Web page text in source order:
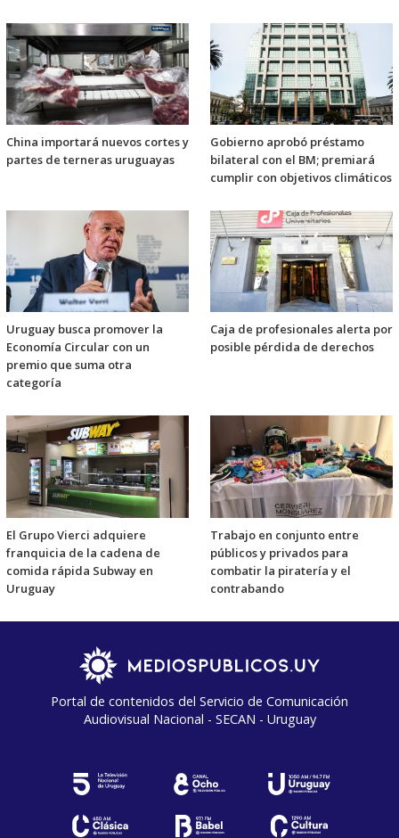
China importará nuevos cortes y
partes de terneras uruguayas
Gobierno aprobó préstamo
bilateral con el BM; premiará
cumplir con objetivos climáticos
Uruguay busca promover la
Economía Circular con un
premio que suma otra
categoría
Caja de profesionales alerta por
posible pérdida de derechos
El Grupo Vierci adquiere
franquicia de la cadena de
comida rápida Subway en
Uruguay
Trabajo en conjunto entre
públicos y privados para
combatir la piratería y el
contrabando
Portal de contenidos del Servicio de Comunicación
Audiovisual Nacional - SECAN - Uruguay